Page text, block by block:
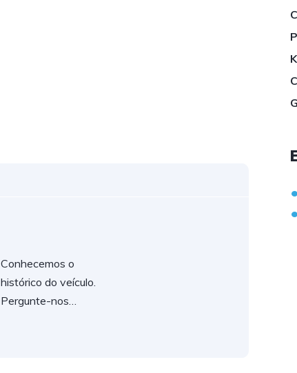
Conhecemos o
histórico do veículo.
Pergunte-nos…
•
•